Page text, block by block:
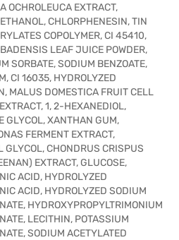
OCHROLEUCA EXTRACT,
CHLORPHENESIN, TIN
COPOLYMER, CI 45410,
LEAF JUICE POWDER,
SORBATE, SODIUM BENZOATE,
CI 16035, HYDROLYZED
MALUS DOMESTICA FRUIT CELL
1, 2-HEXANEDIOL,
GLYCOL, XANTHAN GUM,
FERMENT EXTRACT,
GLYCOL, CHONDRUS CRISPUS
EXTRACT, GLUCOSE,
ACID, HYDROLYZED
ACID, HYDROLYZED SODIUM
HYDROXYPROPYLTRIMONIUM
LECITHIN, POTASSIUM
SODIUM ACETYLATED